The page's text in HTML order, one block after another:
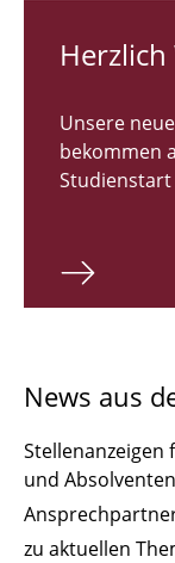
Bachelor
Master
Institute
Unsere
bekommen
News aus
und
zu aktuellen